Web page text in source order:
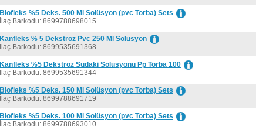
Biofleks %5 Deks. 500 Ml Solüsyon (pvc Torba) Sets
İlaç Barkodu: 8699788698015
Kanfleks % 5 Dekstroz Pvc 250 Ml Solüsyon
İlaç Barkodu: 8699535691368
Kanfleks %5 Dekstroz Sudaki Solüsyonu Pp Torba 100
İlaç Barkodu: 8699535691344
Biofleks %5 Deks. 150 Ml Solüsyon (pvc Torba) Sets
İlaç Barkodu: 8699788691719
Biofleks %5 Deks. 100 Ml Solüsyon (pvc Torba) Sets
İlaç Barkodu: 8699788693010